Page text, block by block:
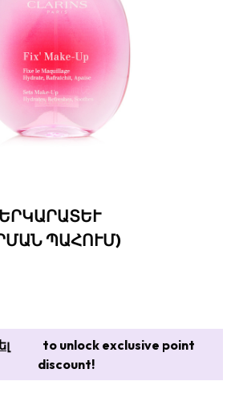
Դ
ՊԱՀՈՒՄ)
to unlock exclusive point
discount!